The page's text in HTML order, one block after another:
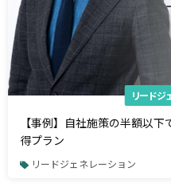
リードジ
【事例】自社施策の半額以
得プラン
リードジェネレーション